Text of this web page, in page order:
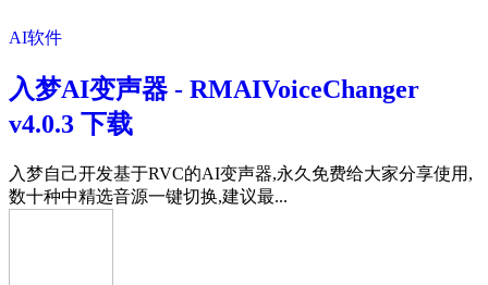
AI软件
入梦AI变声器 - RMAIVoiceChanger
v4.0.3 下载
入梦自己开发基于RVC的AI变声器,永久免费给大家分享使用,
数十种中精选音源一键切换,建议最...